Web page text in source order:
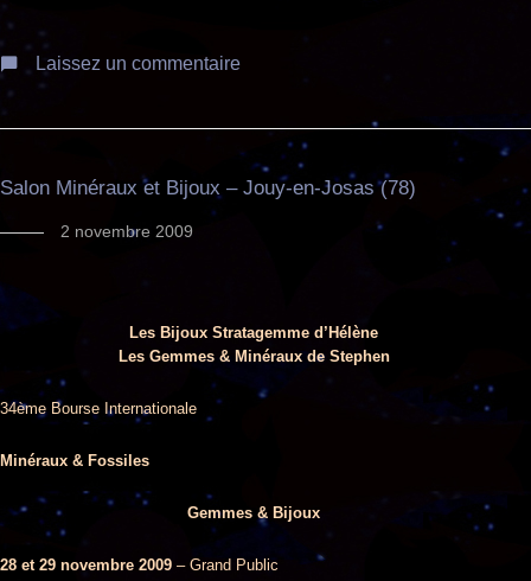
Laissez un commentaire
Salon Minéraux et Bijoux – Jouy-en-Josas (78)
2 novembre 2009
Les Bijoux Stratagemme d’Hélène
Les Gemmes & Minéraux de Stephen
34ème Bourse Internationale
Minéraux & Fossiles
Gemmes & Bijoux
28 et 29 novembre 2009 – Grand Public